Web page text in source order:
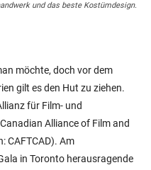
und das beste Kostümdesign.
möchte, doch vor dem
gilt es den Hut zu ziehen.
für Film- und
Alliance of Film and
CAFTCAD). Am
in Toronto herausragende